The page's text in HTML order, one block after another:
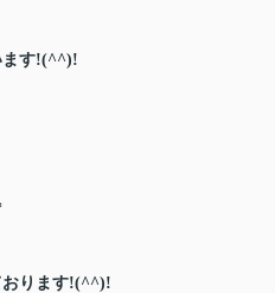
ます!(^^)!
おります!(^^)!